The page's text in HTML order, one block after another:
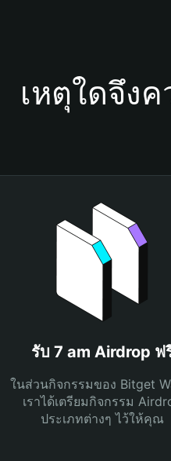
เหตุใดจึง
รับ 7 am Airdrop ฟ
ในส่วนกิจกรรมของ Bitget
เราได้เตรียมกิจกรรม
ประเภทต่างๆ ไว้ให้คุณ